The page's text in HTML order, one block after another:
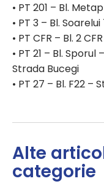
• PT 201 – Bl.
• PT 3 – Bl.
• PT CFR – Bl. 2
• PT 21 – Bl.
Strada Bucegi
• PT 27 – Bl. F22 –
Alte
categorie